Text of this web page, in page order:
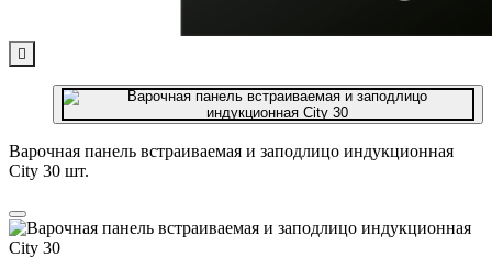

Варочная панель встраиваемая и заподлицо индукционная
City 30 шт.